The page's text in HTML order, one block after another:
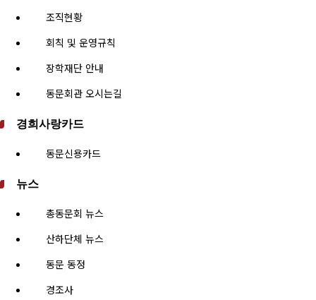
조직현황
회칙 및 운영규칙
장학재단 안내
동문회관 오시는길
경희사랑카드
동문신용카드
뉴스
총동문회 뉴스
산하단체 뉴스
동문 동정
경조사